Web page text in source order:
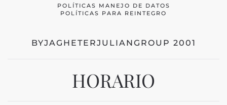
POLÍTICAS MANEJO DE DATOS
POLÍTICAS PARA REINTEGRO
BYJAGHETERJULIANGROUP 2001
HORARIO